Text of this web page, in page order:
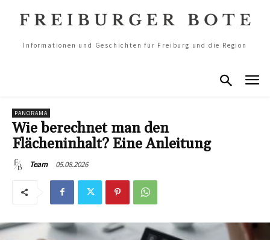
Informationen und Geschichten für Freiburg und die Region
PANORAMA
Wie berechnet man den
Flächeninhalt? Eine Anleitung
Team 05.08.2026